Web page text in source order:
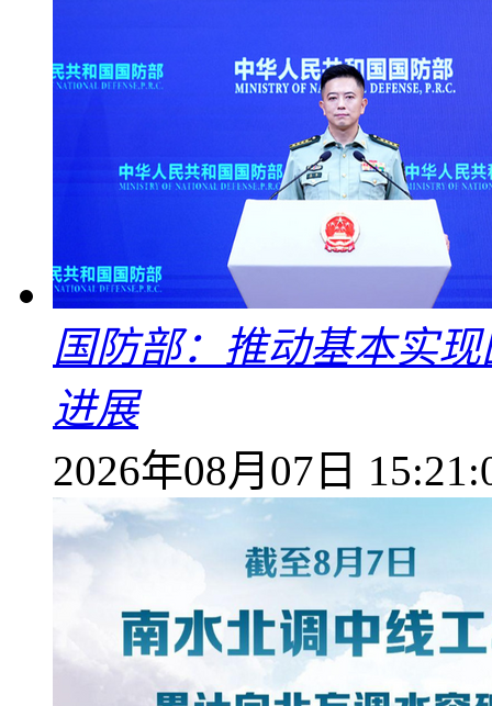
国防部：推动基本实
进展
2026年08月07日